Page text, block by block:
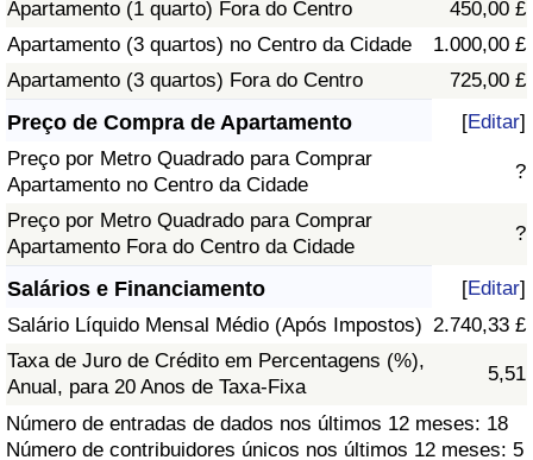
Apartamento (1 quarto) Fora do Centro
450,00 £
Apartamento (3 quartos) no Centro da Cidade
1.000,00 £
Apartamento (3 quartos) Fora do Centro
725,00 £
Preço de Compra de Apartamento [Editar]
Preço por Metro Quadrado para Comprar
Apartamento no Centro da Cidade
?
Preço por Metro Quadrado para Comprar
Apartamento Fora do Centro da Cidade
?
Salários e Financiamento [Editar]
Salário Líquido Mensal Médio (Após Impostos) 2.740,33 £
Taxa de Juro de Crédito em Percentagens (%),
Anual, para 20 Anos de Taxa-Fixa
5,51
Número de entradas de dados nos últimos 12 meses: 18
Número de contribuidores únicos nos últimos 12 meses: 5
Indicador de Custo de Vida Por País
Indicador de Preços de Imóveis por País
Índice de qualidade de vida por país
Taxa do Indicador de Crime (Atual)
Indicador de Crime
Índice de criminalidade por país
Saúde